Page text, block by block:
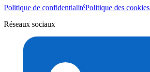
Politique de confidentialitéPolitique des cookies
Réseaux sociaux